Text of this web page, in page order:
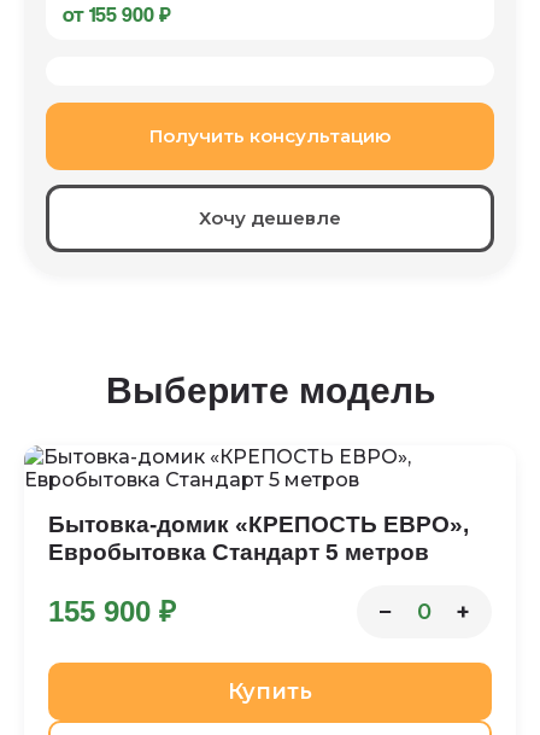
от 155 900 ₽
Получить консультацию
Хочу дешевле
Выберите модель
Бытовка-домик «КРЕПОСТЬ ЕВРО»,
Евробытовка Стандарт 5 метров
155 900 ₽ − 0 +
Купить